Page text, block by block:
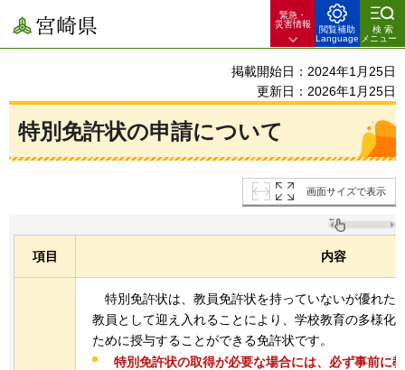
宮崎県
緊急・
災害情報
閲覧補助
Language
検索
メニュー
掲載開始日：2024年1月25日
更新日：2026年1月25日
特別免許状の申請について
画面サイズで表示
項目 内容
特別免許状は、教員免許状を持っていないが優れた
教員として迎え入れることにより、学校教育の多様化
ために授与することができる免許状です。
特別免許状の取得が必要な場合には、必ず事前に